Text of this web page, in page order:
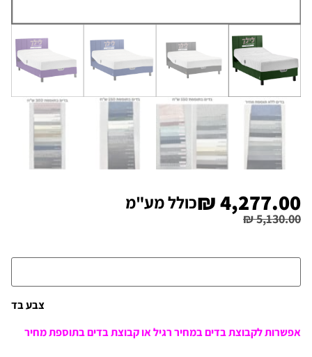
₪5,130.00
₪4,277.00 כולל מע"מ
צבע בד
אפשרות לקבוצת בדים במחיר רגיל או קבוצת בדים בתוספת מחיר